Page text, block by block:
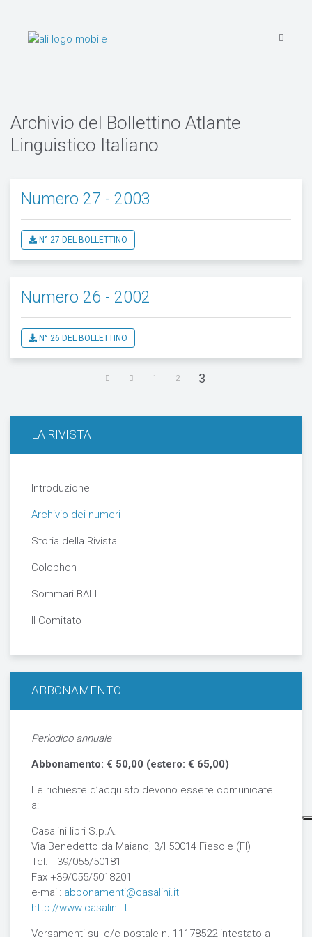
Archivio del Bollettino Atlante
Linguistico Italiano
Numero 27 - 2003
N° 27 DEL BOLLETTINO
Numero 26 - 2002
N° 26 DEL BOLLETTINO
1 2 3
LA RIVISTA
Introduzione
Archivio dei numeri
Storia della Rivista
Colophon
Sommari BALI
Il Comitato
ABBONAMENTO
Periodico annuale
Abbonamento: € 50,00 (estero: € 65,00)
Le richieste d’acquisto devono essere comunicate
a:
Casalini libri S.p.A.
Via Benedetto da Maiano, 3/I 50014 Fiesole (FI)
Tel. +39/055/50181
Fax +39/055/5018201
e-mail: abbonamenti@casalini.it
http://www.casalini.it
Versamenti sul c/c postale n. 11178522 intestato a